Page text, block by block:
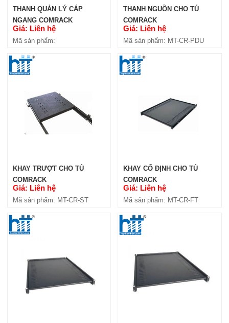
THANH NGUỒN COMRACK PDU
32A 230V (CR-PDU20C13-4C19-
4C19-32A
THANH QUẢN LÝ CÁP NGANG
COMRACK 1U (CR-HMP1U)
Giá: Liên hệ
THANH QUẢN LÝ CÁP
NGANG COMRACK
Giá: Liên hệ
Mã sản phẩm:
THANH NGUỒN CHO TỦ
COMRACK
Giá: Liên hệ
Mã sản phẩm: MT-CR-PDU
KHAY TRƯỢT CHO TỦ
COMRACK
Giá: Liên hệ
Mã sản phẩm: MT-CR-ST
KHAY CỐ ĐỊNH CHO TỦ
COMRACK
Giá: Liên hệ
Mã sản phẩm: MT-CR-FT